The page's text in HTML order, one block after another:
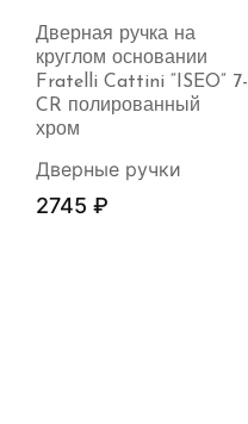
Дверная ручка на
круглом основании
Fratelli Cattini “ISEO” 7-
CR полированный
хром
Дверные ручки
2745 ₽